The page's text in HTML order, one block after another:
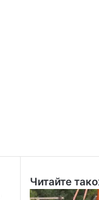
Читайте
Close